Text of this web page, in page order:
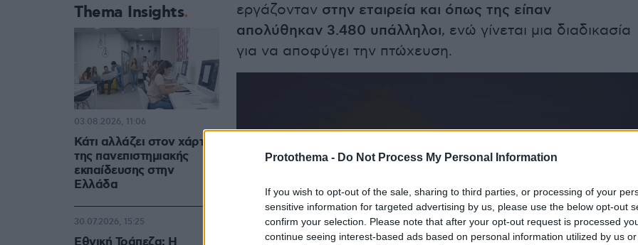
Protothema - Do Not Process My Personal Information
If you wish to opt-out of the sale, sharing to third parties, or processing of your
sensitive information for targeted advertising by us, please use the below opt-out
confirm your selection. Please note that after your opt-out request is processed
continue seeing interest-based ads based on personal information utilized by us
εργάζονταν στην εταιρεία και όπως της είπαν
απολύθηκαν 3.480 υπάλληλοι, ενώ γίνεται μια διαδικασία
για να αποφύγει την πτώχευση.
Thema Insights
Κάτι αλλάζει στον χάρτη
της πανεπιστημιακής
εκπαίδευσης στην
Ελλάδα
03.08.2026, 11:06
30.07.2026, 15:25